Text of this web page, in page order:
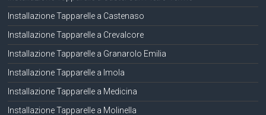
Installazione Tapparelle a Castenaso
Installazione Tapparelle a Crevalcore
Installazione Tapparelle a Granarolo Emilia
Installazione Tapparelle a Imola
Installazione Tapparelle a Medicina
Installazione Tapparelle a Molinella